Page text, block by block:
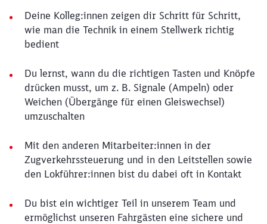
Deine Kolleg:innen zeigen dir Schritt für Schritt,
wie man die Technik in einem Stellwerk richtig
bedient
Du lernst, wann du die richtigen Tasten und Knöpfe
drücken musst, um z. B. Signale (Ampeln) oder
Weichen (Übergänge für einen Gleiswechsel)
umzuschalten
Mit den anderen Mitarbeiter:innen in der
Zugverkehrssteuerung und in den Leitstellen sowie
den Lokführer:innen bist du dabei oft in Kontakt
Du bist ein wichtiger Teil in unserem Team und
ermöglichst unseren Fahrgästen eine sichere und